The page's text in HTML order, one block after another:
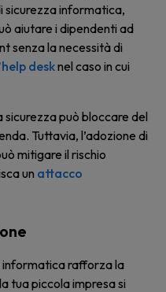
sicurezza informatica,
aiutare i dipendenti ad
senza la necessità di
desknel caso in cui
sicurezza può bloccare del
Tuttavia, l’adozione di
mitigare il rischio
un attacco
informatica rafforza la
tua piccola impresa si